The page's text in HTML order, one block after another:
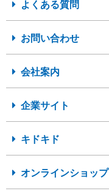
よくある質問
お問い合わせ
会社案内
企業サイト
キドキド
オンラインショップ